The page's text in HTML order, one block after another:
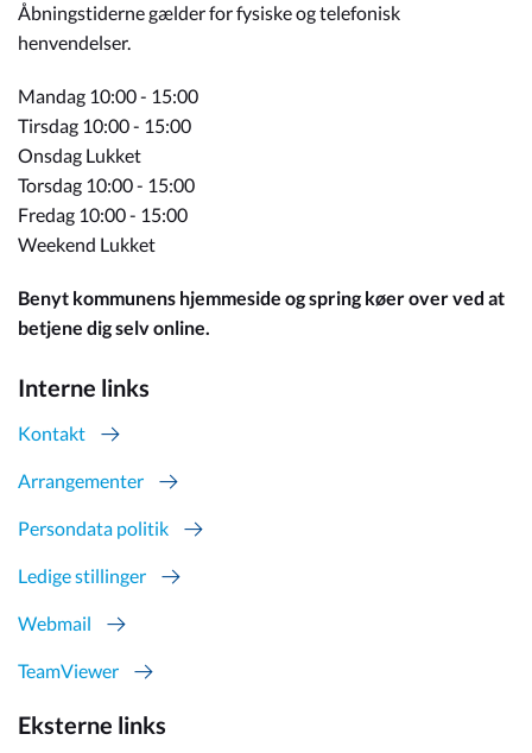
Åbningstiderne gælder for fysiske og telefonisk
henvendelser.
Mandag 10:00 - 15:00
Tirsdag 10:00 - 15:00
Onsdag Lukket
Torsdag 10:00 - 15:00
Fredag 10:00 - 15:00
Weekend Lukket
Benyt kommunens hjemmeside og spring køer over ved at
betjene dig selv online.
Interne links
Kontakt
Arrangementer
Persondata politik
Ledige stillinger
Webmail
TeamViewer
Eksterne links